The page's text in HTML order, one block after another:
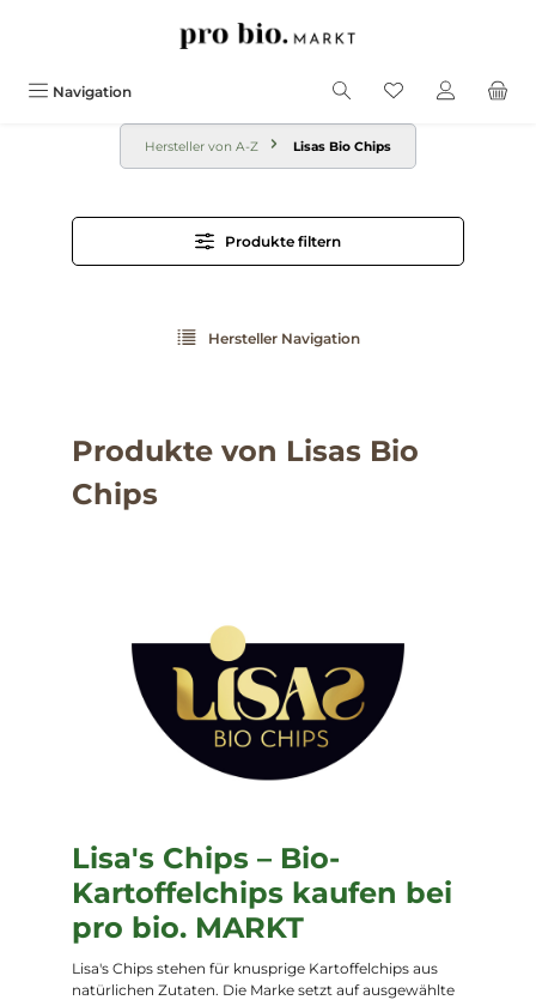
Navigation
Hersteller von A-Z Lisas Bio Chips
Produkte filtern
Hersteller Navigation
Produkte von Lisas Bio
Chips
Lisa's Chips – Bio-
Kartoffelchips kaufen bei
pro bio. MARKT
Lisa's Chips stehen für knusprige Kartoffelchips aus
natürlichen Zutaten. Die Marke setzt auf ausgewählte